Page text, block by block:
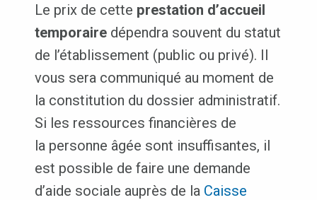
Le prix de cette prestation d’accueil
temporaire dépendra souvent du statut
de l’établissement (public ou privé). Il
vous sera communiqué au moment de
la constitution du dossier administratif.
Si les ressources financières de
la personne âgée sont insuffisantes, il
est possible de faire une demande
d’aide sociale auprès de la Caisse